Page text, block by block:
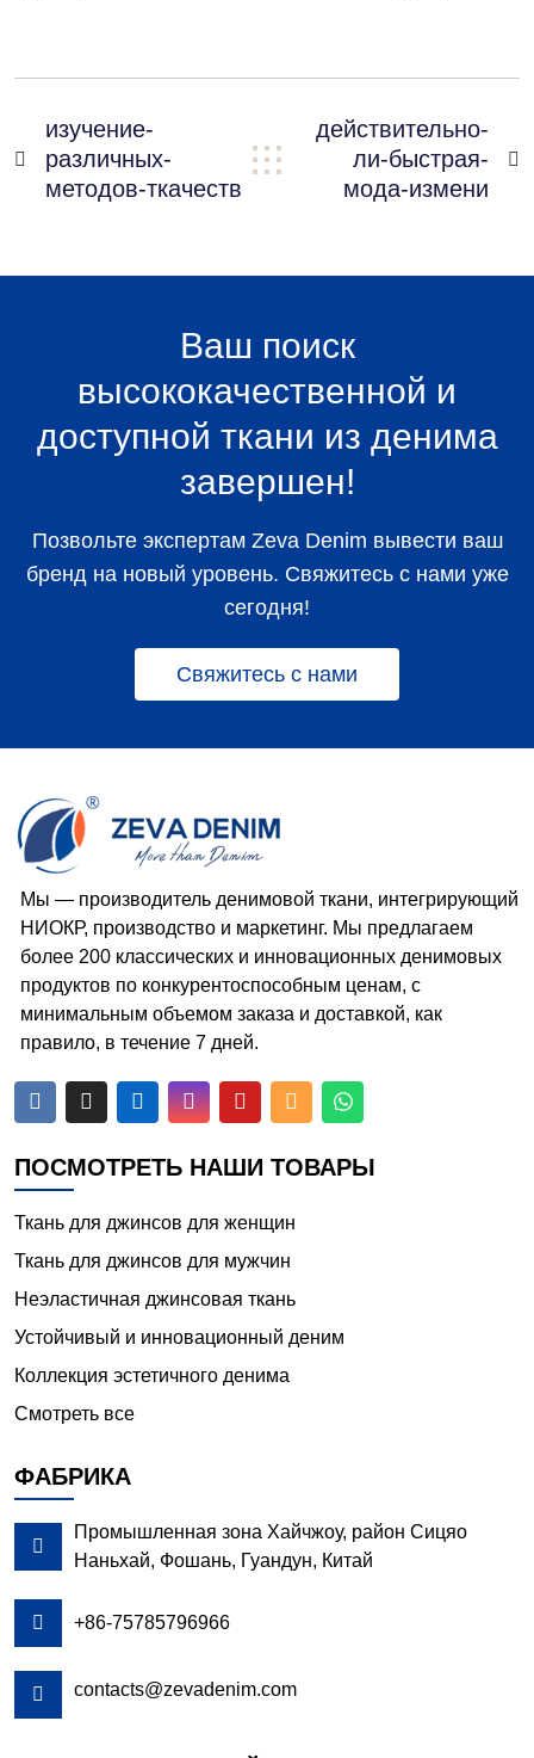

изучение-
различных-
методов-ткачеств
действительно-
ли-быстрая-
мода-измени

Ваш поиск
высококачественной и
доступной ткани из денима
завершен!
Позвольте экспертам Zeva Denim вывести ваш
бренд на новый уровень. Свяжитесь с нами уже
сегодня!
Свяжитесь с нами
Мы — производитель денимовой ткани, интегрирующий
НИОКР, производство и маркетинг. Мы предлагаем
более 200 классических и инновационных денимовых
продуктов по конкурентоспособным ценам, с
минимальным объемом заказа и доставкой, как
правило, в течение 7 дней.
     
ПОСМОТРЕТЬ НАШИ ТОВАРЫ
Ткань для джинсов для женщин
Ткань для джинсов для мужчин
Неэластичная джинсовая ткань
Устойчивый и инновационный деним
Коллекция эстетичного денима
Смотреть все
ФАБРИКА

Промышленная зона Хайчжоу, район Сицяо
Наньхай, Фошань, Гуандун, Китай
 +86-75785796966
 contacts@zevadenim.com